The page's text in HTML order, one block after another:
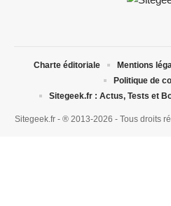
Sitegeek.fr - ® 2013-2026 - Tous droits
Charte éditoriale Mentions
Politique de
Sitegeek.fr : Actus, Tests et